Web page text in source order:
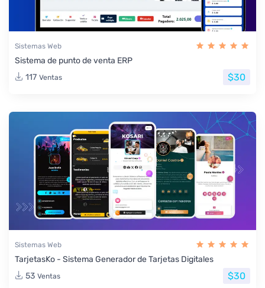
Sistemas Web
Sistema de punto de venta ERP
117 Ventas $30
Sistemas Web
TarjetasKo - Sistema Generador de Tarjetas Digitales
53 Ventas $30